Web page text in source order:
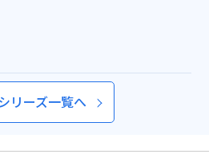
リーズ一覧へ